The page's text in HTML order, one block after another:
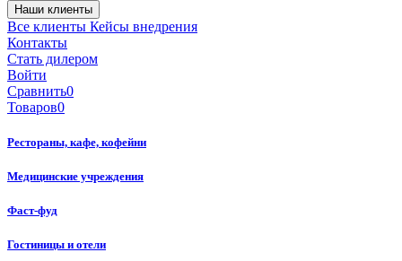
Наши клиенты
Все клиенты Кейсы внедрения
Контакты
Стать дилером
Войти
Сравнить0
Товаров0
Рестораны, кафе, кофейни
Медицинские учреждения
Фаст-фуд
Гостиницы и отели